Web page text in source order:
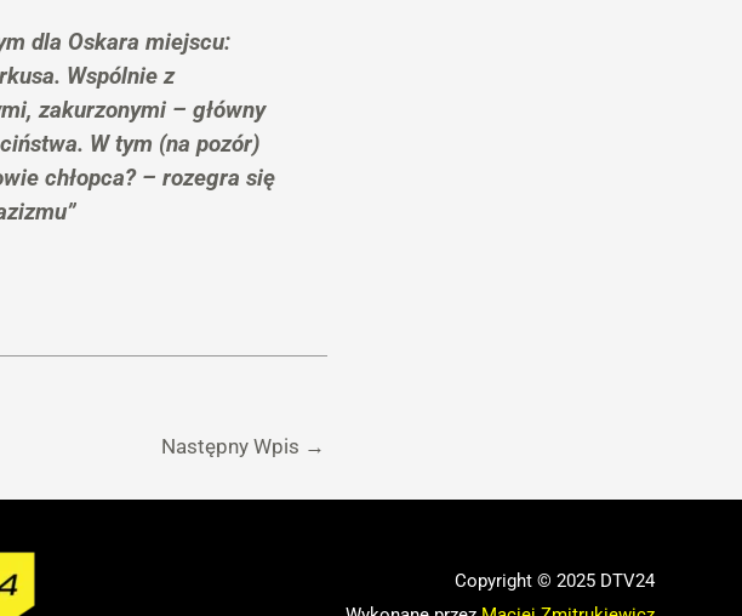
dla Oskara miejscu:
Wspólnie z
zakurzonymi – główny
W tym (na pozór)
chłopca? – rozegra się
Następny Wpis →
Copyright © 2025 DTV24